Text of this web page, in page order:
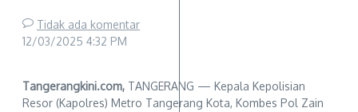
Tidak ada komentar
12/03/2025 4:32 PM
Tangerangkini.com, TANGERANG — Kepala Kepolisian
Resor (Kapolres) Metro Tangerang Kota, Kombes Pol Zain